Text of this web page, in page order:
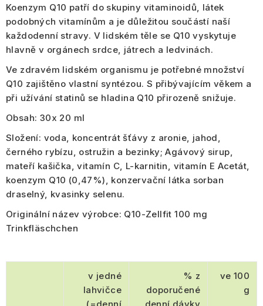
Koenzym Q10 patří do skupiny vitaminoidů, látek
podobných vitamínům a je důležitou součástí naší
každodenní stravy. V lidském těle se Q10 vyskytuje
hlavně v orgánech srdce, játrech a ledvinách.
Ve zdravém lidském organismu je potřebné množství
Q10 zajištěno vlastní syntézou. S přibývajícím věkem a
při užívání statinů se hladina Q10 přirozeně snižuje.
Obsah: 30x 20 ml
Složení: voda, koncentrát šťávy z aronie, jahod,
černého rybízu, ostružin a bezinky; Agávový sirup,
mateří kašička, vitamín C, L-karnitin, vitamín E Acetát,
koenzym Q10 (0,47%), konzervační látka sorban
draselný, kvasinky selenu.
Originální název výrobce: Q10-Zellfit 100 mg
Trinkfläschchen
v jedné
lahvičce
(=denní
% z
doporučené
denní dávky
ve 100
g